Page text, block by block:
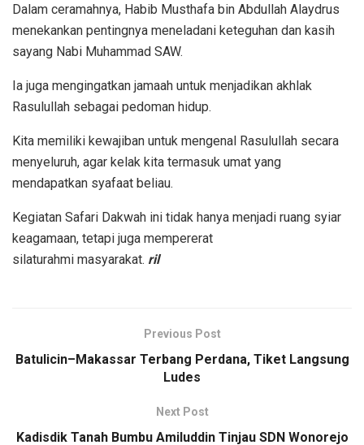
Dalam ceramahnya, Habib Musthafa bin Abdullah Alaydrus
menekankan pentingnya meneladani keteguhan dan kasih
sayang Nabi Muhammad SAW.
Ia juga mengingatkan jamaah untuk menjadikan akhlak
Rasulullah sebagai pedoman hidup.
Kita memiliki kewajiban untuk mengenal Rasulullah secara
menyeluruh, agar kelak kita termasuk umat yang
mendapatkan syafaat beliau.
Kegiatan Safari Dakwah ini tidak hanya menjadi ruang syiar
keagamaan, tetapi juga mempererat
silaturahmi masyarakat. ril
Previous Post
Batulicin–Makassar Terbang Perdana, Tiket Langsung
Ludes
Next Post
Kadisdik Tanah Bumbu Amiluddin Tinjau SDN Wonorejo